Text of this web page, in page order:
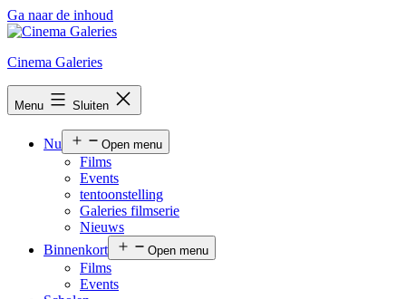
Ga naar de inhoud
Cinema Galeries
Menu Sluiten
Nu Open menu
Films
Events
tentoonstelling
Galeries filmserie
Nieuws
Binnenkort
Open menu
Films
Events